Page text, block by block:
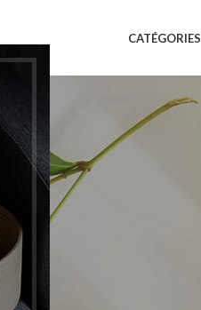
CATÉGORIES
Afficher 9 12